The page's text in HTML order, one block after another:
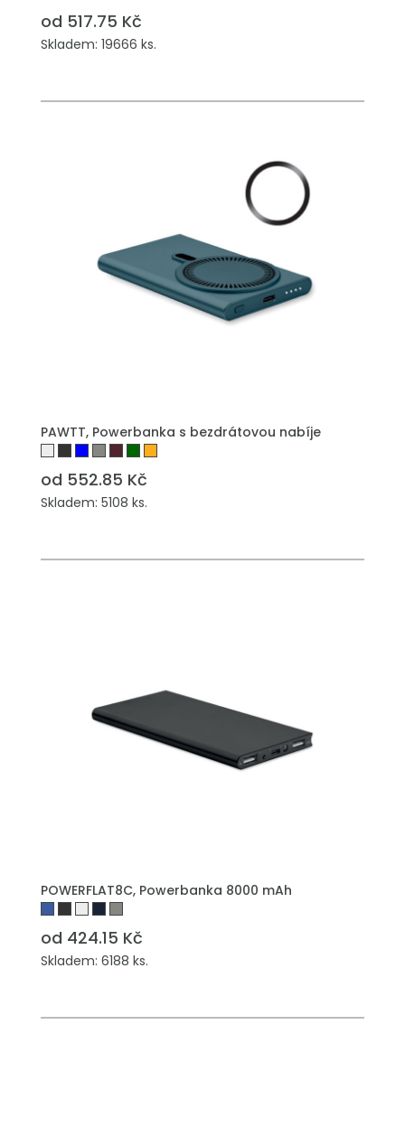
od 517.75 Kč
Skladem: 19666 ks.
PAWTT, Powerbanka s bezdrátovou nabíje
od 552.85 Kč
Skladem: 5108 ks.
POWERFLAT8C, Powerbanka 8000 mAh
od 424.15 Kč
Skladem: 6188 ks.